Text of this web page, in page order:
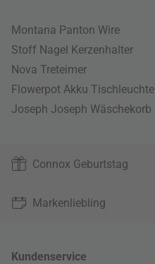
Montana Panton Wire
Stoff Nagel Kerzenhalter
Nova Treteimer
Flowerpot Akku Tischleuchte
Joseph Joseph Wäschekorb
Connox Geburtstag
Markenliebling
Kundenservice